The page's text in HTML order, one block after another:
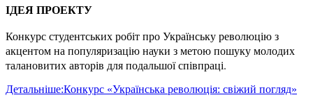
ІДЕЯ ПРОЕКТУ
Конкурс студентських робіт про Українську революцію з
акцентом на популяризацію науки з метою пошуку молодих
талановитих авторів для подальшої співпраці.
Детальніше:Конкурс «Українська революція: свіжий погляд»